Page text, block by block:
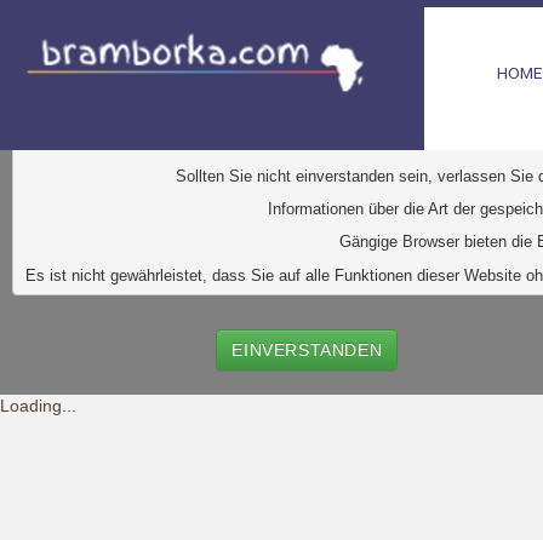
Diese Website verwendet Cookies. Dabei handelt es
Sollten Sie nicht einverstanden sein, verlassen
Informationen über die Art der
Gängige Browser bieten
Es ist nicht gewährleistet, dass Sie auf alle Funktionen dieser Website
EINVERSTANDEN
Loading...
HOME